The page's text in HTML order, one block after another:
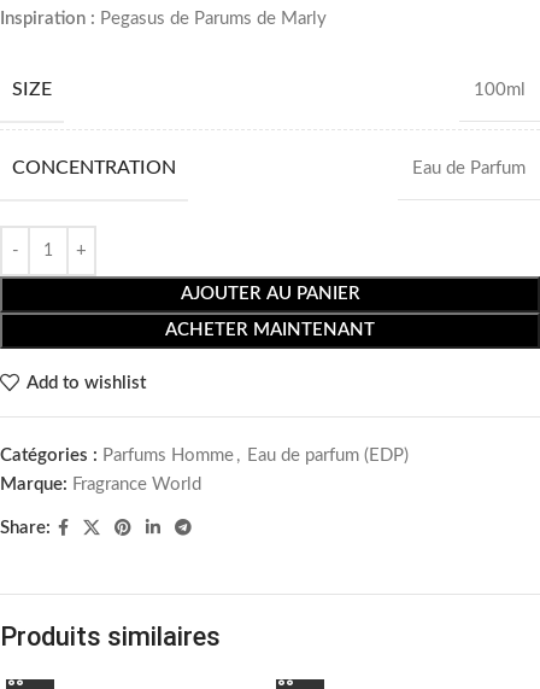
Inspiration : Pegasus de Parums de Marly
SIZE 100ml
CONCENTRATION Eau de Parfum
AJOUTER AU PANIER
ACHETER MAINTENANT
Add to wishlist
Catégories : Parfums Homme , Eau de parfum (EDP)
Marque: Fragrance World
Share:
Produits similaires